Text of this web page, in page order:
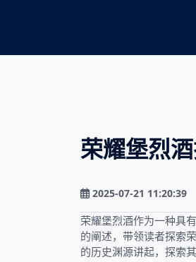
荣耀堡烈
2025-07-21 11:20:39
荣耀堡烈酒作为一种具
的阐述，带领读者探索
的历史渊源讲起，探索